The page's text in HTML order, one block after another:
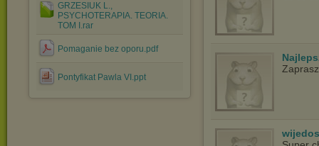
GRZESIUK L.,
PSYCHOTERAPIA. TEORIA.
TOM I.rar
Pomaganie bez oporu.pdf
Pontyfikat Pawla VI.ppt